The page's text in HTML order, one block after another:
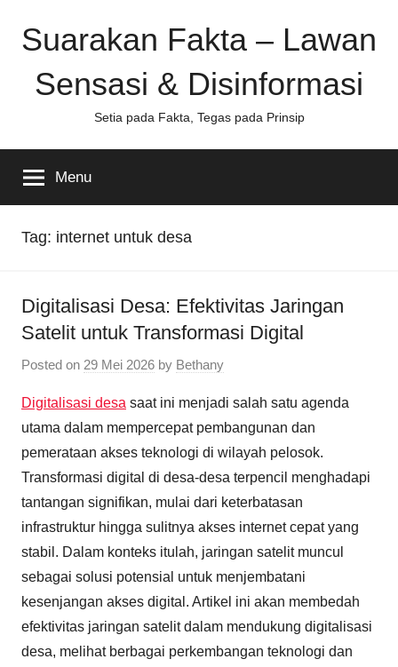
Suarakan Fakta – Lawan
Sensasi & Disinformasi
Setia pada Fakta, Tegas pada Prinsip
Menu
Tag: internet untuk desa
Digitalisasi Desa: Efektivitas Jaringan
Satelit untuk Transformasi Digital
Posted on 29 Mei 2026 by Bethany
Digitalisasi desa saat ini menjadi salah satu agenda
utama dalam mempercepat pembangunan dan
pemerataan akses teknologi di wilayah pelosok.
Transformasi digital di desa-desa terpencil menghadapi
tantangan signifikan, mulai dari keterbatasan
infrastruktur hingga sulitnya akses internet cepat yang
stabil. Dalam konteks itulah, jaringan satelit muncul
sebagai solusi potensial untuk menjembatani
kesenjangan akses digital. Artikel ini akan membedah
efektivitas jaringan satelit dalam mendukung digitalisasi
desa, melihat berbagai perkembangan teknologi dan